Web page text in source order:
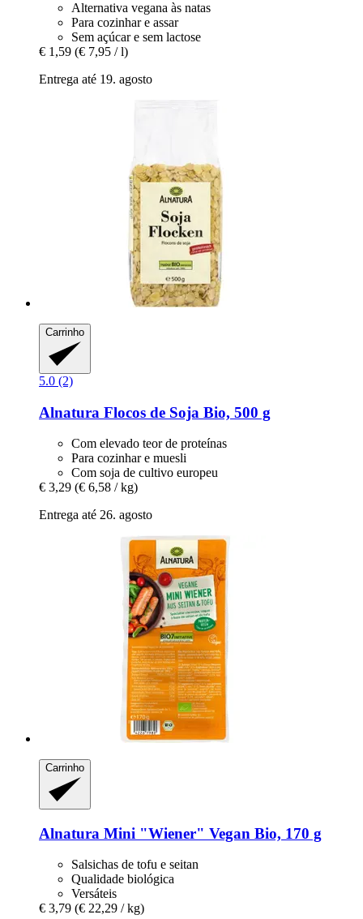
Alternativa vegana às natas
Para cozinhar e assar
Sem açúcar e sem lactose
€ 1,59 (€ 7,95 / l)
Entrega até 19. agosto
Carrinho
5.0 (2)
Alnatura Flocos de Soja Bio, 500 g
Com elevado teor de proteínas
Para cozinhar e muesli
Com soja de cultivo europeu
€ 3,29 (€ 6,58 / kg)
Entrega até 26. agosto
Carrinho
Alnatura Mini "Wiener" Vegan Bio, 170 g
Salsichas de tofu e seitan
Qualidade biológica
Versáteis
€ 3,79 (€ 22,29 / kg)